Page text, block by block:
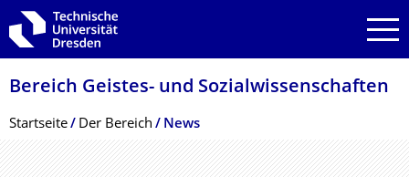
Zur Hauptnavigation springen
Zur Suche springen
Zum Inhalt springen
Bereich Geistes- und Sozialwissenschaf­ten
Breadcrumb-Menü
Startseite Der Bereich News